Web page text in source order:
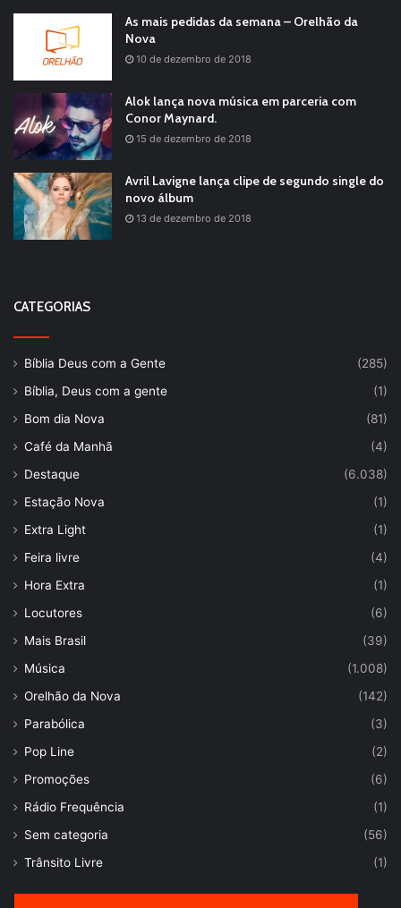
As mais pedidas da semana – Orelhão da
Nova
10 de dezembro de 2018
Alok lança nova música em parceria com
Conor Maynard.
15 de dezembro de 2018
Avril Lavigne lança clipe de segundo single do
novo álbum
13 de dezembro de 2018
CATEGORIAS
Bíblia Deus com a Gente
(285)
Bíblia, Deus com a gente
(1)
Bom dia Nova
(81)
Café da Manhã
(4)
Destaque
(6.038)
Estação Nova
(1)
Extra Light
(1)
Feira livre
(4)
Hora Extra
(1)
Locutores
(6)
Mais Brasil
(39)
Música
(1.008)
Orelhão da Nova
(142)
Parabólica
(3)
Pop Line
(2)
Promoções
(6)
Rádio Frequência
(1)
Sem categoria
(56)
Trânsito Livre
(1)